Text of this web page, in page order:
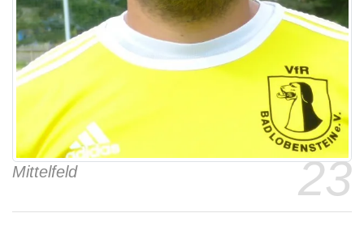
23
Mittelfeld